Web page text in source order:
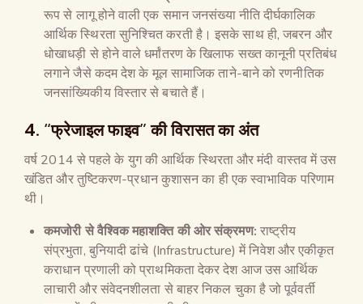
रूप से लागू होने वाली एक समान जनसंख्या नीति दीर्घकालिक
आर्थिक स्थिरता सुनिश्चित करती है। इसके साथ ही, जबरन और
धोखाधड़ी से होने वाले धर्मांतरण के खिलाफ सख्त कानूनी प्रतिबंध
लगाने जैसे कदम देश के मूल सामाजिक ताने-बाने को रणनीतिक
जनसांख्यिकीय विस्तार से बचाते हैं।
4. “फ्रेजाइल फाइव” की विरासत का अंत
वर्ष 2014 से पहले के युग की आर्थिक स्थिरता और मंदी वास्तव में उस
खंडित और तुष्टिकरण-प्रधान कुशासन का ही एक स्वाभाविक परिणाम
थी।
कमजोरी से वैश्विक महाशक्ति की ओर संक्रमण: राष्ट्रीय
संप्रभुता, बुनियादी ढांचे (Infrastructure) में निवेश और एकीकृत
कराधान प्रणाली को प्राथमिकता देकर देश आज उस आर्थिक
लाचारी और संवेदनशीलता से बाहर निकल चुका है जो पूर्ववर्ती